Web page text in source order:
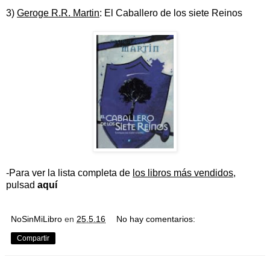
3) Geroge R.R. Martin: El Caballero de los siete Reinos
-Para ver la lista completa de los libros más vendidos,
pulsad aquí
NoSinMiLibro en 25.5.16 No hay comentarios:
Compartir